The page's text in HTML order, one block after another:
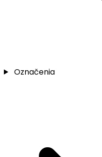
Označenia